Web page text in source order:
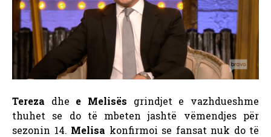
Tereza dhe e Melisës grindjet e vazhdueshme
thuhet se do të mbeten jashtë vëmendjes për
sezonin 14. Melisa konfirmoi se fansat nuk do të